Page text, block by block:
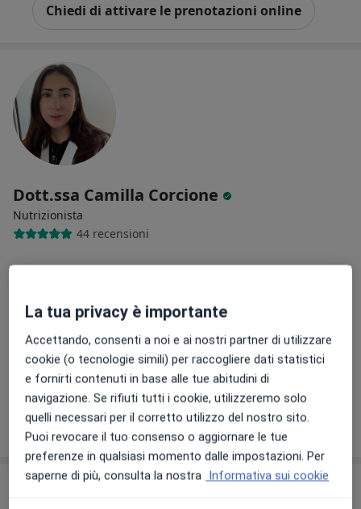
Chiedi di attivare le prenotazioni online
Dott.ssa Camilla Corcione
Nutrizionista
44 recensioni
Via Giuseppe Dagnini 11, Bologna
Studio privato Bologna
Dieta personalizzata
Prestazione gratuita
Chiedi di attivare le prenotazioni online
La tua privacy è importante
Accettando, consenti a noi e ai nostri partner di utilizzare
cookie (o tecnologie simili) per raccogliere dati statistici
e fornirti contenuti in base alle tue abitudini di
navigazione. Se rifiuti tutti i cookie, utilizzeremo solo
quelli necessari per il corretto utilizzo del nostro sito.
Puoi revocare il tuo consenso o aggiornare le tue
preferenze in qualsiasi momento dalle impostazioni. Per
saperne di più, consulta la nostra Informativa sui cookie